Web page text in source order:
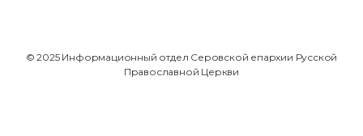
© 2025 Информационный отдел Серовской епархии Русской
Православной Церкви